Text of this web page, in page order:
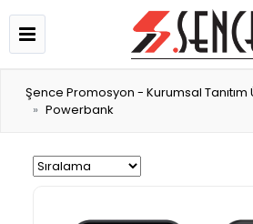
Şence Promosyon - Kurumsal Tanıtım
Powerbank